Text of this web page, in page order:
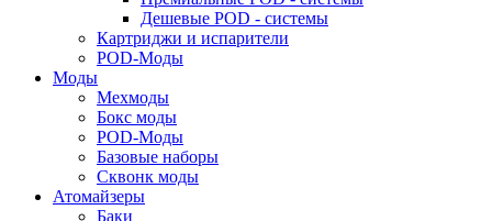
Дешевые POD - системы
Картриджи и испарители
POD-Моды
Моды
Мехмоды
Бокс моды
POD-Моды
Базовые наборы
Сквонк моды
Атомайзеры
Баки